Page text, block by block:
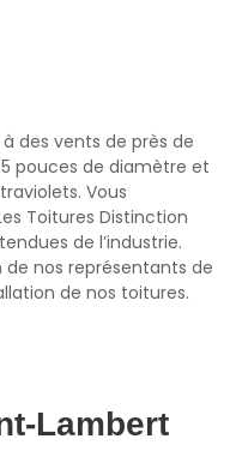
des vents de près de
pouces de diamètre et
Vous
Toitures Distinction
de l’industrie.
de nos représentants de
de nos toitures.
Lambert